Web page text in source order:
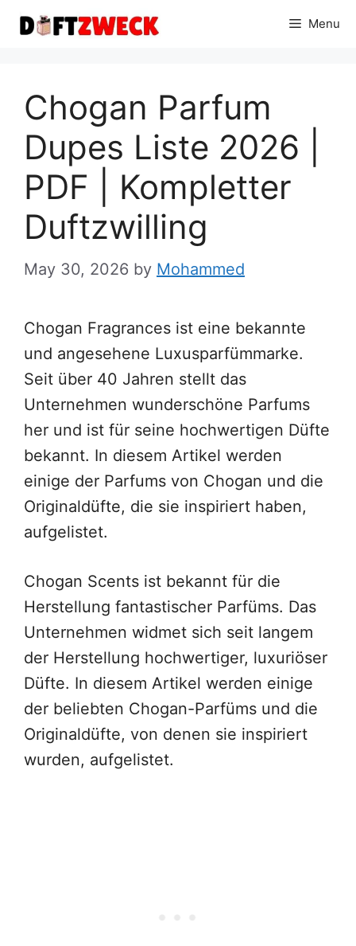
Skip
Menu
Chogan Parfum
Dupes Liste 2026 |
PDF | Kompletter
Duftzwilling
May 30, 2026 by Mohammed
Chogan Fragrances ist eine bekannte
und angesehene Luxusparfümmarke.
Seit über 40 Jahren stellt das
Unternehmen wunderschöne Parfums
her und ist für seine hochwertigen Düfte
bekannt. In diesem Artikel werden
einige der Parfums von Chogan und die
Originaldüfte, die sie inspiriert haben,
aufgelistet.
Chogan Scents ist bekannt für die
Herstellung fantastischer Parfüms. Das
Unternehmen widmet sich seit langem
der Herstellung hochwertiger, luxuriöser
Düfte. In diesem Artikel werden einige
der beliebten Chogan-Parfüms und die
Originaldüfte, von denen sie inspiriert
wurden, aufgelistet.